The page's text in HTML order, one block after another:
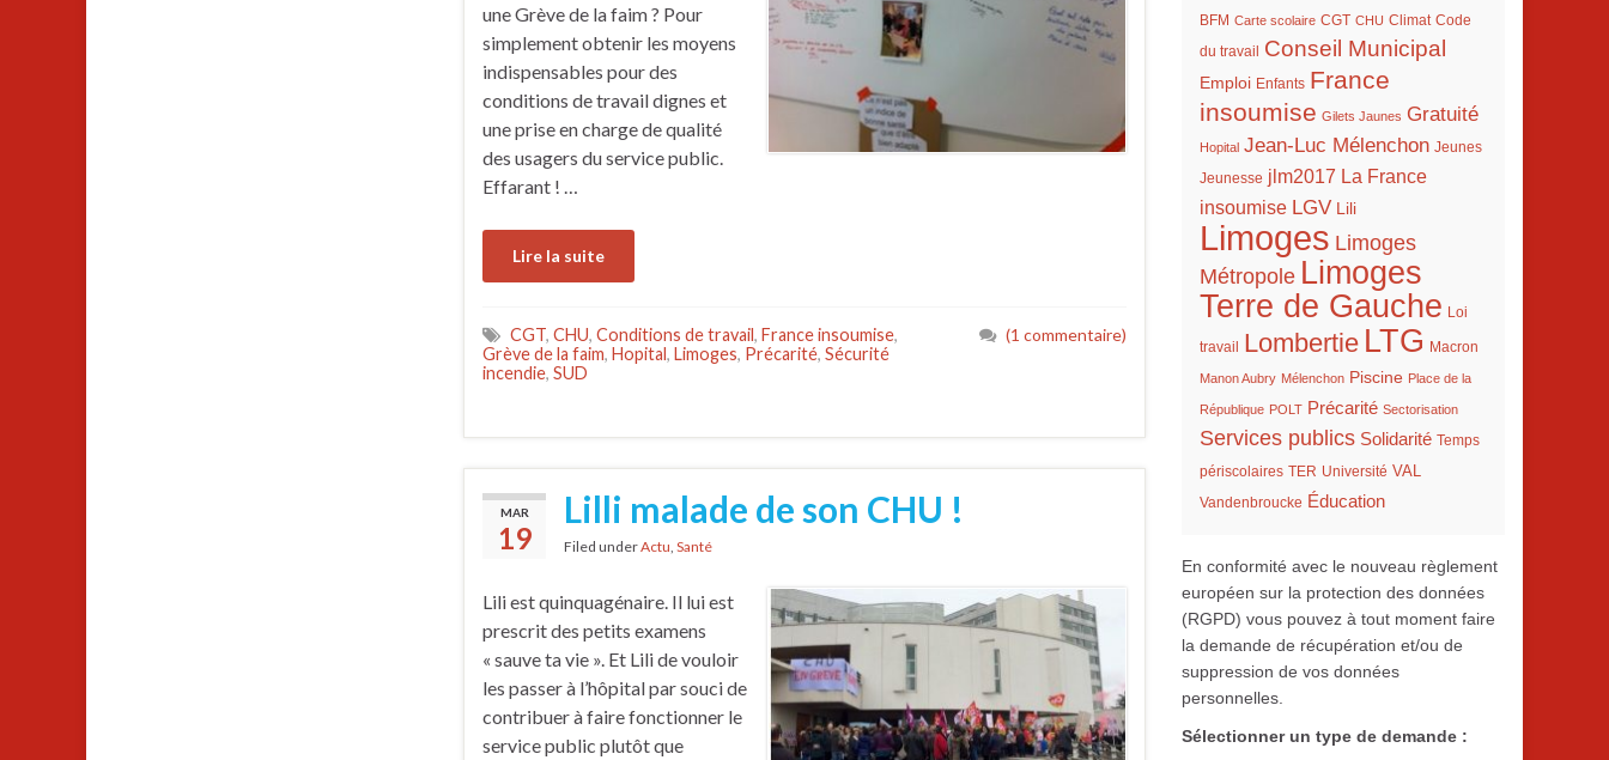
une Grève de la faim ? Pour
simplement obtenir les moyens
indispensables pour des
conditions de travail dignes et
une prise en charge de qualité
des usagers du service public.
Effarant ! …
Lire la suite
CGT, CHU, Conditions de travail, France insoumise,
Grève de la faim, Hopital, Limoges, Précarité, Sécurité
incendie, SUD
(1 commentaire)
MAR
19
Lilli malade de son CHU !
Filed underActu Santé
Lili est quinquagénaire. Il lui est
prescrit des petits examens
« sauve ta vie ». Et Lili de vouloir
les passer à l’hôpital par souci de
contribuer à faire fonctionner le
service public plutôt que
BFM Carte scolaire CGT CHU Climat Code
du travail Conseil Municipal
Emploi Enfants France
insoumise Gilets Jaunes Gratuité
Hopital Jean-Luc Mélenchon Jeunes
Jeunesse jlm2017 La France
insoumise LGV Lili
Limoges Limoges
Métropole Limoges
Terre de Gauche
Loi
travail Lombertie LTG Macron
Manon Aubry Mélenchon Piscine Place de la
République POLT Précarité Sectorisation
Services publics Solidarité Temps
périscolaires TER Université VAL
Vandenbroucke Éducation
En conformité avec le nouveau règlement
européen sur la protection des données
(RGPD) vous pouvez à tout moment faire
la demande de récupération et/ou de
suppression de vos données
personnelles.
Sélectionner un type de demande :